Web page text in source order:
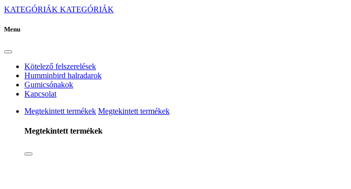
KATEGÓRIÁK KATEGÓRIÁK
Menu
Kötelező felszerelések
Humminbird halradarok
Gumicsónakok
Kapcsolat
Megtekintett termékek Megtekintett termékek
Megtekintett termékek